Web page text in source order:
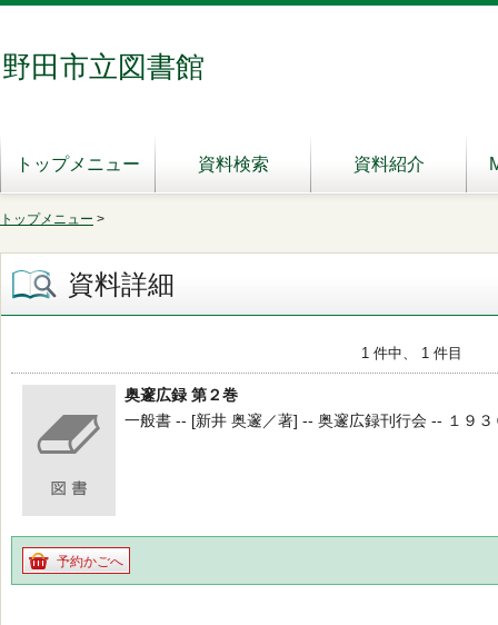
野田市立図書館
トップメニュー 資料検索 資料紹介
トップメニュー >
資料詳細
1 件中、 1 件目
奥邃広録 第２巻
一般書 -- [新井 奥邃／著] -- 奥邃広録刊行会 -- １９
予約かごへ